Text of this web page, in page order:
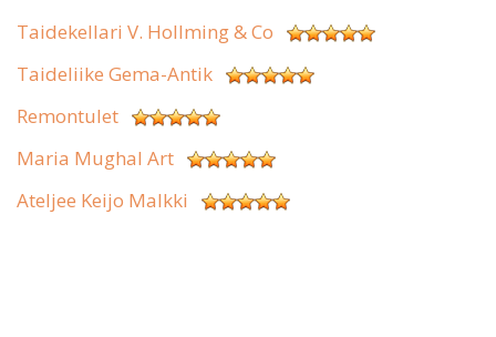
Taidekellari V. Hollming & Co
Taideliike Gema-Antik
Remontulet
Maria Mughal Art
Ateljee Keijo Malkki